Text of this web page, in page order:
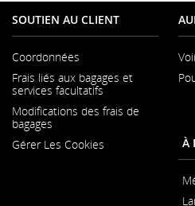
SOUTIEN AU CLIENT
Coordonnées
dans
une
nouvelle
fenêtre
Frais liés aux bagages et
services facultatifs
Modifications des frais de
bagages
Gérer Les Cookies
À